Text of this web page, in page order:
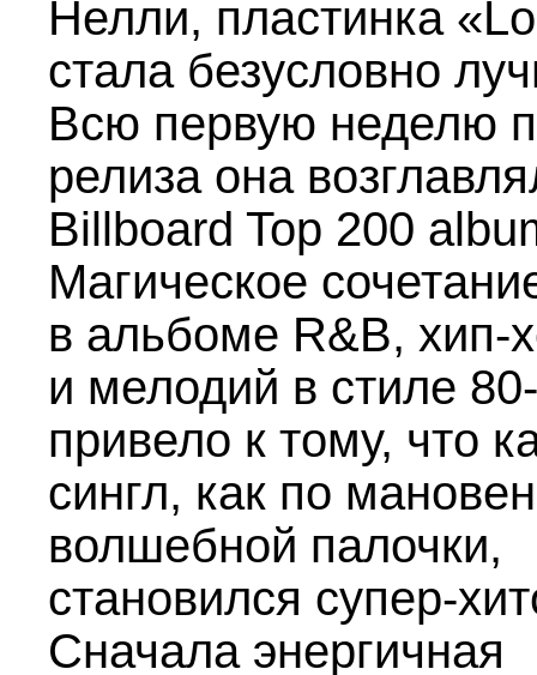
Нелли, пластинка
стала безусловно
Всю первую неделю
релиза она
Billboard Top 200
Магическое
в альбоме R&B, хип-
и мелодий в стиле
привело к тому, что
сингл, как по
волшебной палочки,
становился супер-
Сначала энергичная